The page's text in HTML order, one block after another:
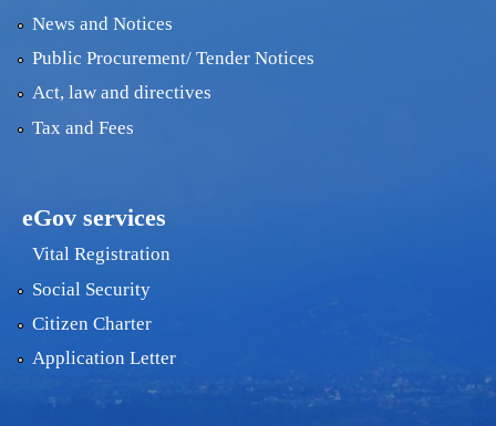
News and Notices
Public Procurement/ Tender Notices
Act, law and directives
Tax and Fees
eGov services
Vital Registration
Social Security
Citizen Charter
Application Letter